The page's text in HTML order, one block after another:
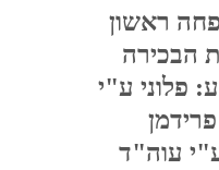
ראשון
הבכירה
פלוני ע"י
עוה"ד